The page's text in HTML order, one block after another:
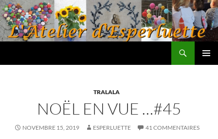
Aller
au
contenu
TRALALA
NOËL EN VUE …#45
NOVEMBRE 15, 2019 ESPERLUETTE 41 COMMENTAIRES